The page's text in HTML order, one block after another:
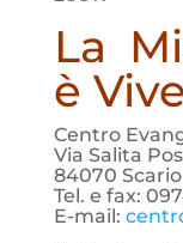
La
è
Centro
Via Salita
84070
Tel. e fax:
E-mail: